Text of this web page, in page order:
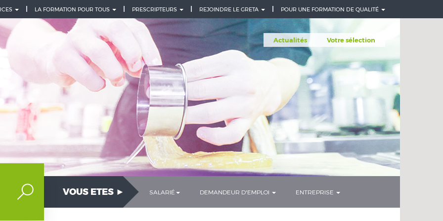
POUR UNE FORMATION DE QUALITÉ
REJOINDRE LE GRETA
PRESCRIPTEURS
LA FORMATION POUR TOUS
Actualités Votre sélection
VOUS ETES ► SALARIÉ DEMANDEUR D'EMPLOI ENTREPRISE